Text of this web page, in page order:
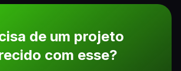
de um projeto
com esse?